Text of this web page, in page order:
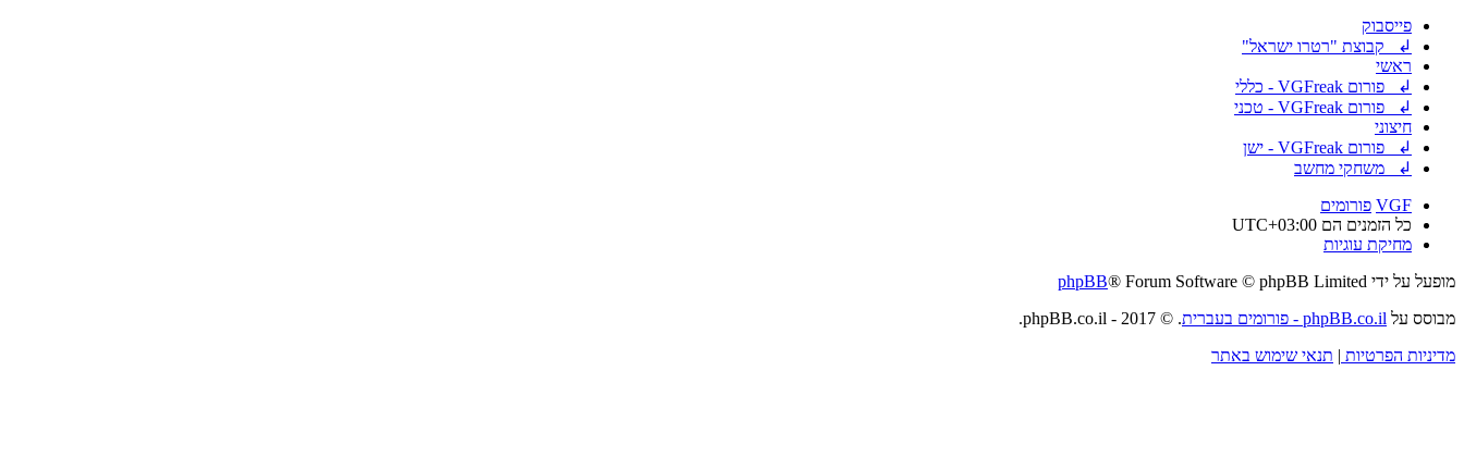
פייסבוק
↲ קבוצת "רטרו ישראל"
ראשי
↲ פורום VGFreak - כללי
↲ פורום VGFreak - טכני
חיצוני
↲ פורום VGFreak - ישן
↲ משחקי מחשב
VGF פורומים
כל הזמנים הם UTC+03:00
מחיקת עוגיות
מופעל על ידי
phpBB® Forum Software © phpBB Limited
מבוסס על phpBB.co.il - פורומים בעברית
. © 2017 - phpBB.co.il.
מדיניות הפרטיות | תנאי שימוש באתר